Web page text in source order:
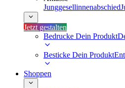
Junggesellinnenabschied
Jetzt gestalten
Bedrucke Dein Produkt
Besticke Dein Produkt
Shoppen